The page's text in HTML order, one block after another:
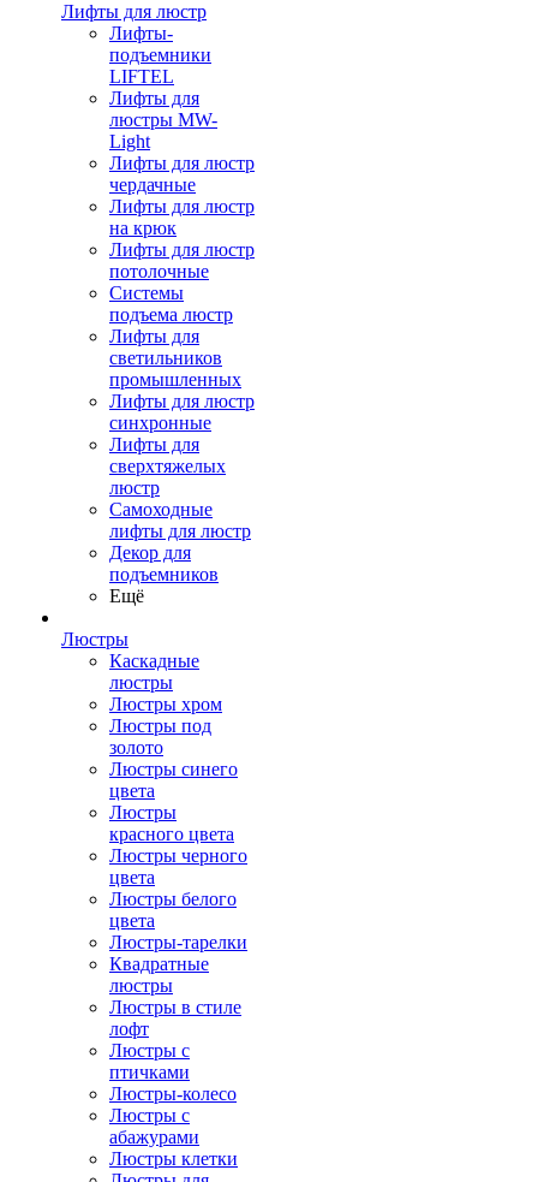
Лифты для люстр
Лифты-
подъемники
LIFTEL
Лифты для
люстры MW-
Light
Лифты для люстр
чердачные
Лифты для люстр
на крюк
Лифты для люстр
потолочные
Системы
подъема люстр
Лифты для
светильников
промышленных
Лифты для люстр
синхронные
Лифты для
сверхтяжелых
люстр
Самоходные
лифты для люстр
Декор для
подъемников
Ещё
Люстры
Каскадные
люстры
Люстры хром
Люстры под
золото
Люстры синего
цвета
Люстры
красного цвета
Люстры черного
цвета
Люстры белого
цвета
Люстры-тарелки
Квадратные
люстры
Люстры в стиле
лофт
Люстры с
птичками
Люстры-колесо
Люстры с
абажурами
Люстры клетки